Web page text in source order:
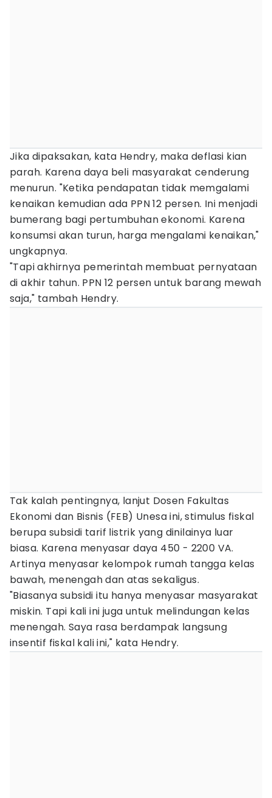
Jika dipaksakan, kata Hendry, maka deflasi kian
parah. Karena daya beli masyarakat cenderung
menurun. "Ketika pendapatan tidak memgalami
kenaikan kemudian ada PPN 12 persen. Ini menjadi
bumerang bagi pertumbuhan ekonomi. Karena
konsumsi akan turun, harga mengalami kenaikan,"
ungkapnya.
"Tapi akhirnya pemerintah membuat pernyataan
di akhir tahun. PPN 12 persen untuk barang mewah
saja," tambah Hendry.
Tak kalah pentingnya, lanjut Dosen Fakultas
Ekonomi dan Bisnis (FEB) Unesa ini, stimulus fiskal
berupa subsidi tarif listrik yang dinilainya luar
biasa. Karena menyasar daya 450 - 2200 VA.
Artinya menyasar kelompok rumah tangga kelas
bawah, menengah dan atas sekaligus.
"Biasanya subsidi itu hanya menyasar masyarakat
miskin. Tapi kali ini juga untuk melindungan kelas
menengah. Saya rasa berdampak langsung
insentif fiskal kali ini," kata Hendry.